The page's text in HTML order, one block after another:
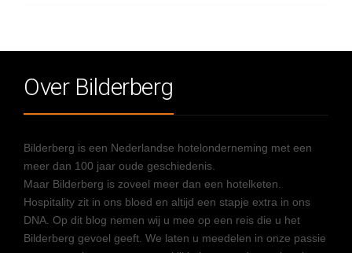
Over Bilderberg
Bilderberg is een Nederlandse hotelonderneming met een
meer dan 100 jaar oude geschiedenis.
Maar Bilderberg is zoveel meer dan een hotelketen.
Hospitality zit in ons bloed en altijd een stapje extra in ons
DNA. Op dit blog nemen wij u mee op een reis die u het
Bilderberg gevoel geeft. We laten u meedelen in onze passie